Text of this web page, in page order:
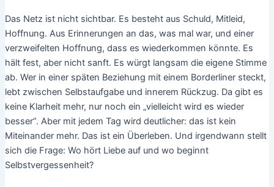
Das Netz ist nicht sichtbar. Es besteht aus Schuld, Mitleid,
Hoffnung. Aus Erinnerungen an das, was mal war, und einer
verzweifelten Hoffnung, dass es wiederkommen könnte. Es
hält fest, aber nicht sanft. Es würgt langsam die eigene Stimme
ab. Wer in einer späten Beziehung mit einem Borderliner steckt,
lebt zwischen Selbstaufgabe und innerem Rückzug. Da gibt es
keine Klarheit mehr, nur noch ein „vielleicht wird es wieder
besser“. Aber mit jedem Tag wird deutlicher: das ist kein
Miteinander mehr. Das ist ein Überleben. Und irgendwann stellt
sich die Frage: Wo hört Liebe auf und wo beginnt
Selbstvergessenheit?